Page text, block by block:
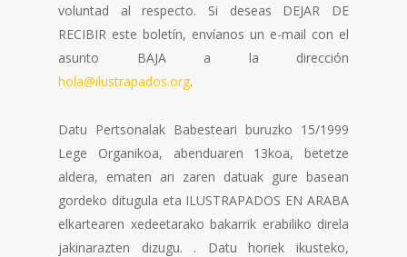
voluntad al respecto. Si deseas DEJAR DE
RECIBIR este boletín, envíanos un e-mail con el
asunto BAJA a la dirección
hola@ilustrapados.org.
Datu Pertsonalak Babesteari buruzko 15/1999
Lege Organikoa, abenduaren 13koa, betetze
aldera, ematen ari zaren datuak gure basean
gordeko ditugula eta ILUSTRAPADOS EN ARABA
elkartearen xedeetarako bakarrik erabiliko direla
jakinarazten dizugu. . Datu horiek ikusteko,